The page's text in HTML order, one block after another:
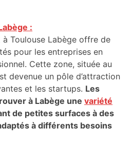
:
Toulouse Labège offre de
pour les entreprises en
Cette zone, située au
devenue un pôle d’attraction
et les startups. Les
à Labège une variété
de petites surfaces à des
à différents besoins